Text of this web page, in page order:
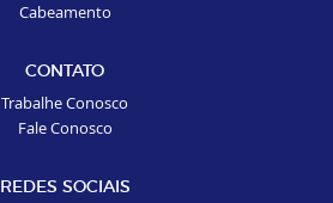
Cabeamento
CONTATO
Trabalhe Conosco
Fale Conosco
REDES SOCIAIS